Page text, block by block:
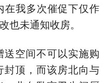
在我多次催促下仅作
也未通知收房。
空间不可以实施购
封顶，而该房北向与